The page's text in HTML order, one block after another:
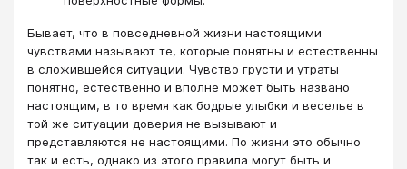
Бывает, что в повседневной жизни настоящими
чувствами называют те, которые понятны и естественны
в сложившейся ситуации. Чувство грусти и утраты
понятно, естественно и вполне может быть названо
настоящим, в то время как бодрые улыбки и веселье в
той же ситуации доверия не вызывают и
представляются не настоящими. По жизни это обычно
так и есть, однако из этого правила могут быть и